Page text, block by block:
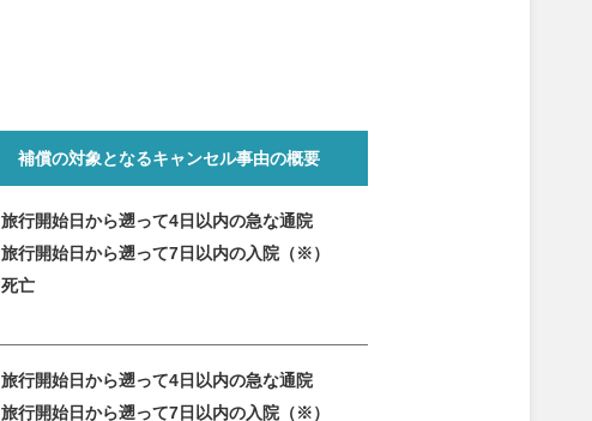
補償の対象となるキャンセル事由の概要
旅行開始日から遡って4日以内の急な通院
旅行開始日から遡って7日以内の入院（※）
死亡
旅行開始日から遡って4日以内の急な通院
旅行開始日から遡って7日以内の入院（※）